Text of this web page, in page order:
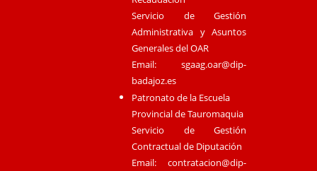
Servicio de Gestión
Administrativa y Asuntos
Generales del OAR
Email:sgaag.oar@dip-
badajoz.es
Patronato de la Escuela
Provincial de Tauromaquia
Servicio de Gestión
Contractual de Diputación
Email:contratacion@dip-